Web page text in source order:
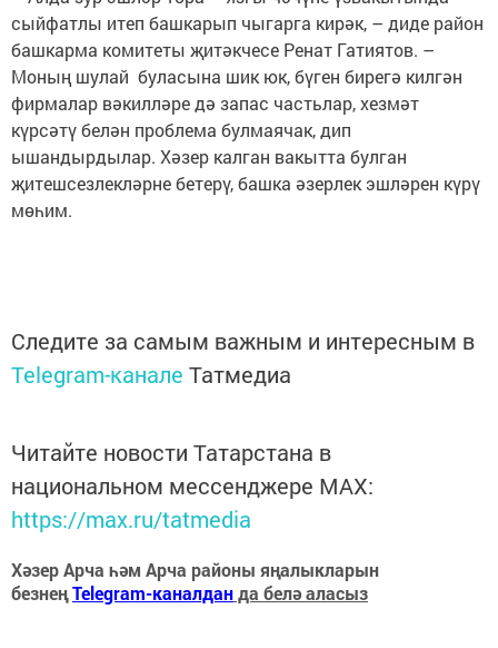
сыйфатлы итеп башкарып чыгарга кирәк, – диде район
башкарма комитеты җитәкчесе Ренат Гатиятов. –
Моның шулай буласына шик юк, бүген бирегә килгән
фирмалар вәкилләре дә запас частьлар, хезмәт
күрсәтү белән проблема булмаячак, дип
ышандырдылар. Хәзер калган вакытта булган
җитешсезлекләрне бетерү, башка әзерлек эшләрен күрү
мөһим.
Следите за самым важным и интересным в
Telegram-канале Татмедиа
Читайте новости Татарстана в
национальном мессенджере MАХ:
https://max.ru/tatmedia
Хәзер Арча һәм Арча районы яңалыкларын
безнеңTelegram-каналданда белә аласыз